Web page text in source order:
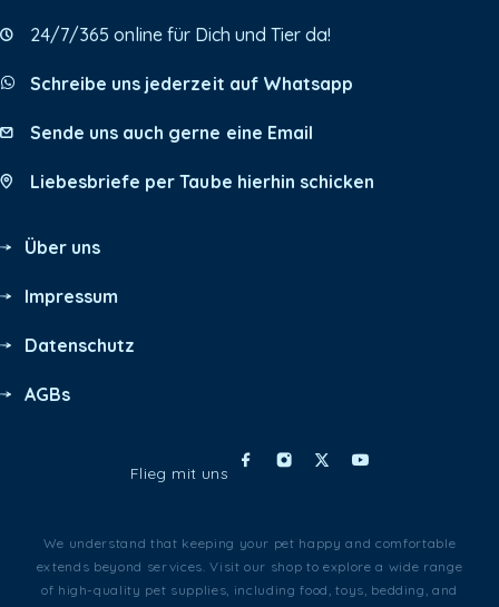
24/7/365 online für Dich und Tier da!
Schreibe uns jederzeit auf Whatsapp
Sende uns auch gerne eine Email
Liebesbriefe per Taube hierhin schicken
Über uns
Impressum
Datenschutz
AGBs
Flieg mit uns
We understand that keeping your pet happy and comfortable
extends beyond services. Visit our shop to explore a wide range
of high-quality pet supplies, including food, toys, bedding, and